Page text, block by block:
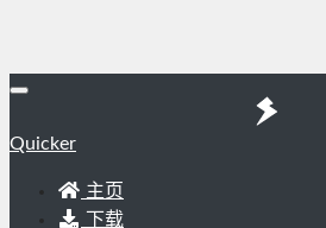
Quicker
主页
下载